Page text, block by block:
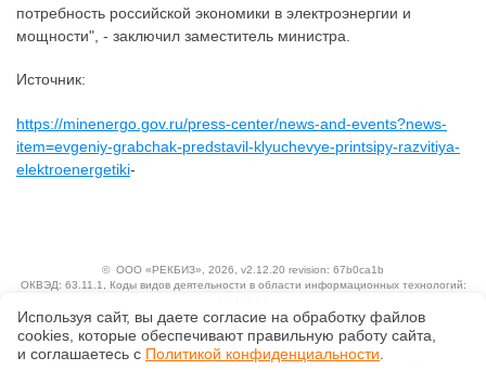
потребность российской экономики в электроэнергии и
мощности", - заключил заместитель министра.
Источник:
https://minenergo.gov.ru/press-center/news-and-events?news-
item=evgeniy-grabchak-predstavil-klyuchevye-printsipy-razvitiya-
elektroenergetiki-
© ООО «РЕКБИЗ» , 2026, v2.12.20 revision: 67b0ca1b
ОКВЭД: 63.11.1, Коды видов деятельности в области информационных технологий:
Ценовая политика
Исключительные авторские и смежные права принадлежат АО «Кодекс».
Используя сайт, вы даете согласие на обработку файлов
сооkiеs, которые обеспечивают правильную работу сайта,
и соглашаетесь с Политикой конфиденциальности.